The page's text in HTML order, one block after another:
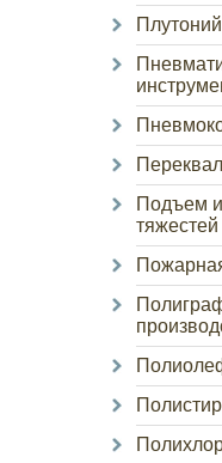
Плутоний
Подъем
тяжестей